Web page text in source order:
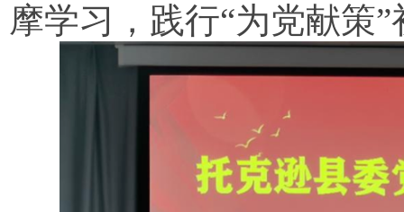
摩学习，践行“为党献策